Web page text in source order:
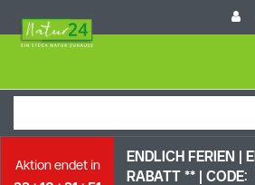
Aktion endet in
ENDLICH FERIEN | EI
RABATT ** | CODE: